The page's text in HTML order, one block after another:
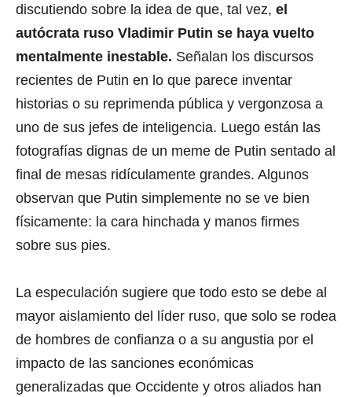
discutiendo sobre la idea de que, tal vez, el
autócrata ruso Vladimir Putin se haya vuelto
mentalmente inestable. Señalan los discursos
recientes de Putin en lo que parece inventar
historias o su reprimenda pública y vergonzosa a
uno de sus jefes de inteligencia. Luego están las
fotografías dignas de un meme de Putin sentado al
final de mesas ridículamente grandes. Algunos
observan que Putin simplemente no se ve bien
físicamente: la cara hinchada y manos firmes
sobre sus pies.
La especulación sugiere que todo esto se debe al
mayor aislamiento del líder ruso, que solo se rodea
de hombres de confianza o a su angustia por el
impacto de las sanciones económicas
generalizadas que Occidente y otros aliados han